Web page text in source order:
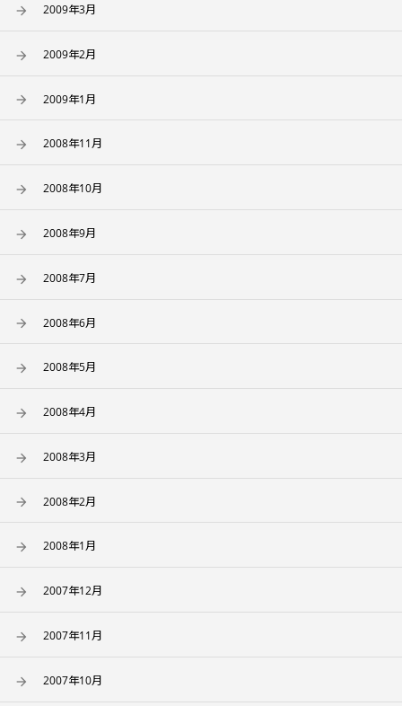
2009年3月
2009年2月
2009年1月
2008年11月
2008年10月
2008年9月
2008年7月
2008年6月
2008年5月
2008年4月
2008年3月
2008年2月
2008年1月
2007年12月
2007年11月
2007年10月